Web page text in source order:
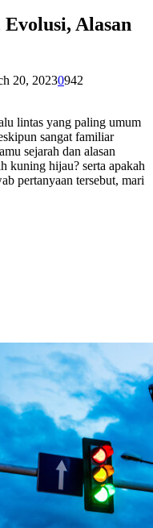
Alasan
20, 20230942
lintas yang paling umum
sangat familiar
sejarah dan alasan
kuning hijau? serta apakah
pertanyaan tersebut, mari